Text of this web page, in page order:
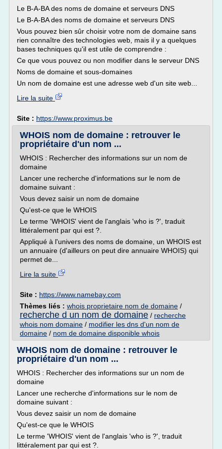
Le B-A-BA des noms de domaine et serveurs DNS
Le B-A-BA des noms de domaine et serveurs DNS
Vous pouvez bien sûr choisir votre nom de domaine sans
rien connaître des technologies web, mais il y a quelques
bases techniques qu'il est utile de comprendre :
Ce que vous pouvez ou non modifier dans le serveur DNS
Noms de domaine et sous-domaines
Un nom de domaine est une adresse web d'un site web...
Lire la suite
Site : https://www.proximus.be
WHOIS nom de domaine : retrouver le
propriétaire d'un nom ...
WHOIS : Rechercher des informations sur un nom de
domaine
Lancer une recherche d'informations sur le nom de
domaine suivant :
Vous devez saisir un nom de domaine
Qu'est-ce que le WHOIS
Le terme 'WHOIS' vient de l'anglais 'who is ?', traduit
littéralement par qui est ?.
Appliqué à l'univers des noms de domaine, un WHOIS est
un annuaire (d'ailleurs on peut dire annuaire WHOIS) qui
permet de...
Lire la suite
Site : https://www.namebay.com
Thèmes liés : whois proprietaire nom de domaine /
recherche d un nom de domaine / recherche
whois nom domaine / modifier les dns d'un nom de
domaine / nom de domaine disponible whois
WHOIS nom de domaine : retrouver le
propriétaire d'un nom ...
WHOIS : Rechercher des informations sur un nom de
domaine
Lancer une recherche d'informations sur le nom de
domaine suivant :
Vous devez saisir un nom de domaine
Qu'est-ce que le WHOIS
Le terme 'WHOIS' vient de l'anglais 'who is ?', traduit
littéralement par qui est ?.